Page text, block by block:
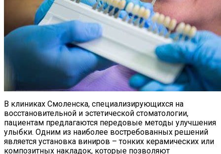
В клиниках Смоленска, специализирующихся на
восстановительной и эстетической стоматологии,
пациентам предлагаются передовые методы улучшения
улыбки. Одним из наиболее востребованных решений
является установка виниров – тонких керамических или
композитных накладок, которые позволяют